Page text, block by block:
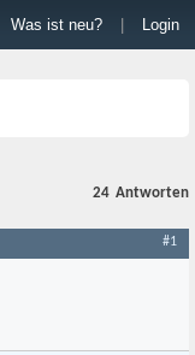
Was ist neu? Login
24 Antworten
#1